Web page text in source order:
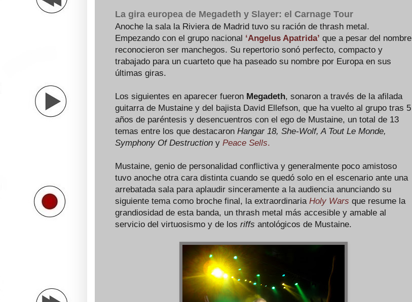
La gira europea de Megadeth y Slayer: el Carnage Tour
Anoche la sala la Riviera de Madrid tuvo su ración de thrash metal.
Empezando con el grupo nacional ‘Angelus Apatrida’ que a pesar del nombre
reconocieron ser manchegos. Su repertorio sonó perfecto, compacto y
trabajado para un cuarteto que ha paseado su nombre por Europa en sus
últimas giras.
Los siguientes en aparecer fueron Megadeth, sonaron a través de la afilada
guitarra de Mustaine y del bajista David Ellefson, que ha vuelto al grupo tras 5
años de paréntesis y desencuentros con el ego de Mustaine, un total de 13
temas entre los que destacaron Hangar 18, She-Wolf, A Tout Le Monde,
Symphony Of Destruction y Peace Sells.
Mustaine, genio de personalidad conflictiva y generalmente poco amistoso
tuvo anoche otra cara distinta cuando se quedó solo en el escenario ante una
arrebatada sala para aplaudir sinceramente a la audiencia anunciando su
siguiente tema como broche final, la extraordinaria Holy Wars que resume la
grandiosidad de esta banda, un thrash metal más accesible y amable al
servicio del virtuosismo y de los riffs antológicos de Mustaine.